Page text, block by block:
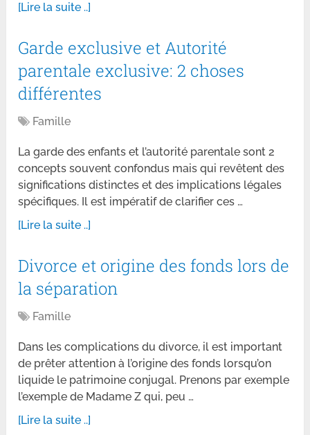
[Lire la suite ..]
Garde exclusive et Autorité
parentale exclusive: 2 choses
différentes
Famille
La garde des enfants et l’autorité parentale sont 2
concepts souvent confondus mais qui revêtent des
significations distinctes et des implications légales
spécifiques. Il est impératif de clarifier ces …
[Lire la suite ..]
Divorce et origine des fonds lors de
la séparation
Famille
Dans les complications du divorce, il est important
de prêter attention à l’origine des fonds lorsqu’on
liquide le patrimoine conjugal. Prenons par exemple
l’exemple de Madame Z qui, peu …
[Lire la suite ..]